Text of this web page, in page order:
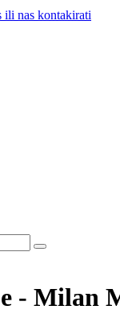
ili nas kontakirati
- Milan